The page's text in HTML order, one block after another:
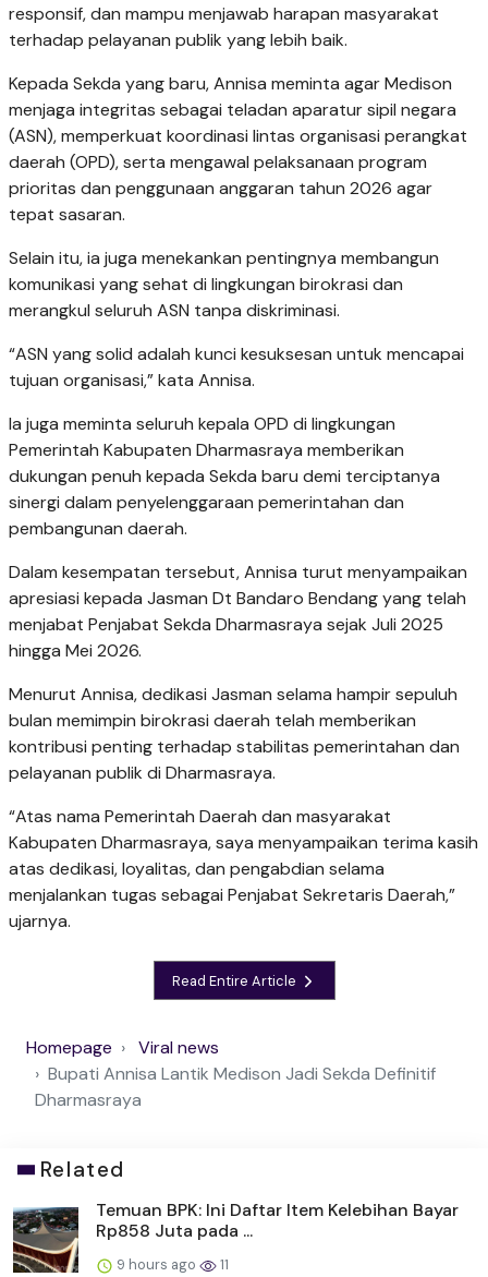
responsif, dan mampu menjawab harapan masyarakat
terhadap pelayanan publik yang lebih baik.
Kepada Sekda yang baru, Annisa meminta agar Medison
menjaga integritas sebagai teladan aparatur sipil negara
(ASN), memperkuat koordinasi lintas organisasi perangkat
daerah (OPD), serta mengawal pelaksanaan program
prioritas dan penggunaan anggaran tahun 2026 agar
tepat sasaran.
Selain itu, ia juga menekankan pentingnya membangun
komunikasi yang sehat di lingkungan birokrasi dan
merangkul seluruh ASN tanpa diskriminasi.
“ASN yang solid adalah kunci kesuksesan untuk mencapai
tujuan organisasi,” kata Annisa.
Ia juga meminta seluruh kepala OPD di lingkungan
Pemerintah Kabupaten Dharmasraya memberikan
dukungan penuh kepada Sekda baru demi terciptanya
sinergi dalam penyelenggaraan pemerintahan dan
pembangunan daerah.
Dalam kesempatan tersebut, Annisa turut menyampaikan
apresiasi kepada Jasman Dt Bandaro Bendang yang telah
menjabat Penjabat Sekda Dharmasraya sejak Juli 2025
hingga Mei 2026.
Menurut Annisa, dedikasi Jasman selama hampir sepuluh
bulan memimpin birokrasi daerah telah memberikan
kontribusi penting terhadap stabilitas pemerintahan dan
pelayanan publik di Dharmasraya.
“Atas nama Pemerintah Daerah dan masyarakat
Kabupaten Dharmasraya, saya menyampaikan terima kasih
atas dedikasi, loyalitas, dan pengabdian selama
menjalankan tugas sebagai Penjabat Sekretaris Daerah,”
ujarnya.
Read Entire Article
Homepage
Viral news
Bupati Annisa Lantik Medison Jadi Sekda Definitif
Dharmasraya
Related
Temuan BPK: Ini Daftar Item Kelebihan Bayar
Rp858 Juta pada ...
9 hours ago 11